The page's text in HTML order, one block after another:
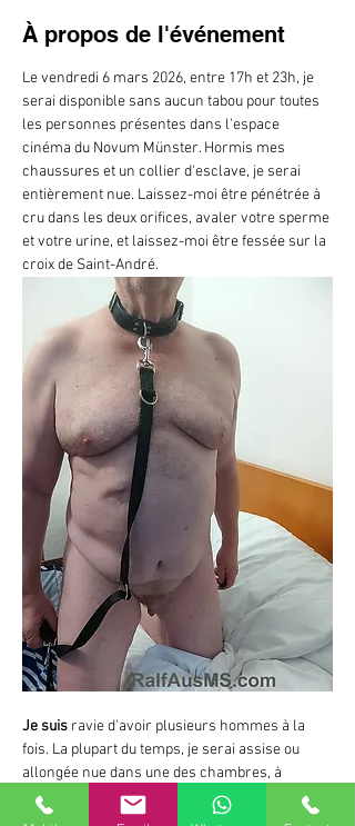
À propos de l'événement
Le vendredi 6 mars 2026, entre 17h et 23h, je
serai disponible sans aucun tabou pour toutes
les personnes présentes dans l'espace
cinéma du Novum Münster. Hormis mes
chaussures et un collier d'esclave, je serai
entièrement nue. Laissez-moi être pénétrée à
cru dans les deux orifices, avaler votre sperme
et votre urine, et laissez-moi être fessée sur la
croix de Saint-André.
Je suis ravie d'avoir plusieurs hommes à la
fois. La plupart du temps, je serai assise ou
allongée nue dans une des chambres, à
attendre vos bites. Utilise-moi, tout
simplement. Mets-toi devant moi et ouvre ton